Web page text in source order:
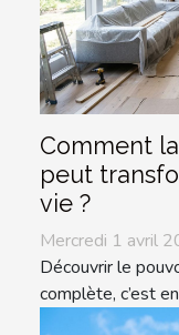
Comment
peut
vie ?
Mercredi 1 avril
Découvrir le
complète, c’est